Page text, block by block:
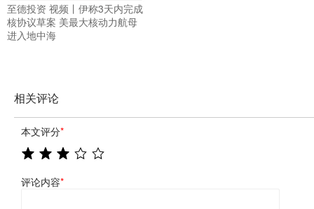
至德投资 视频丨伊称3天内完成
核协议草案 美最大核动力航母
进入地中海
相关评论
本文评分*
评论内容*